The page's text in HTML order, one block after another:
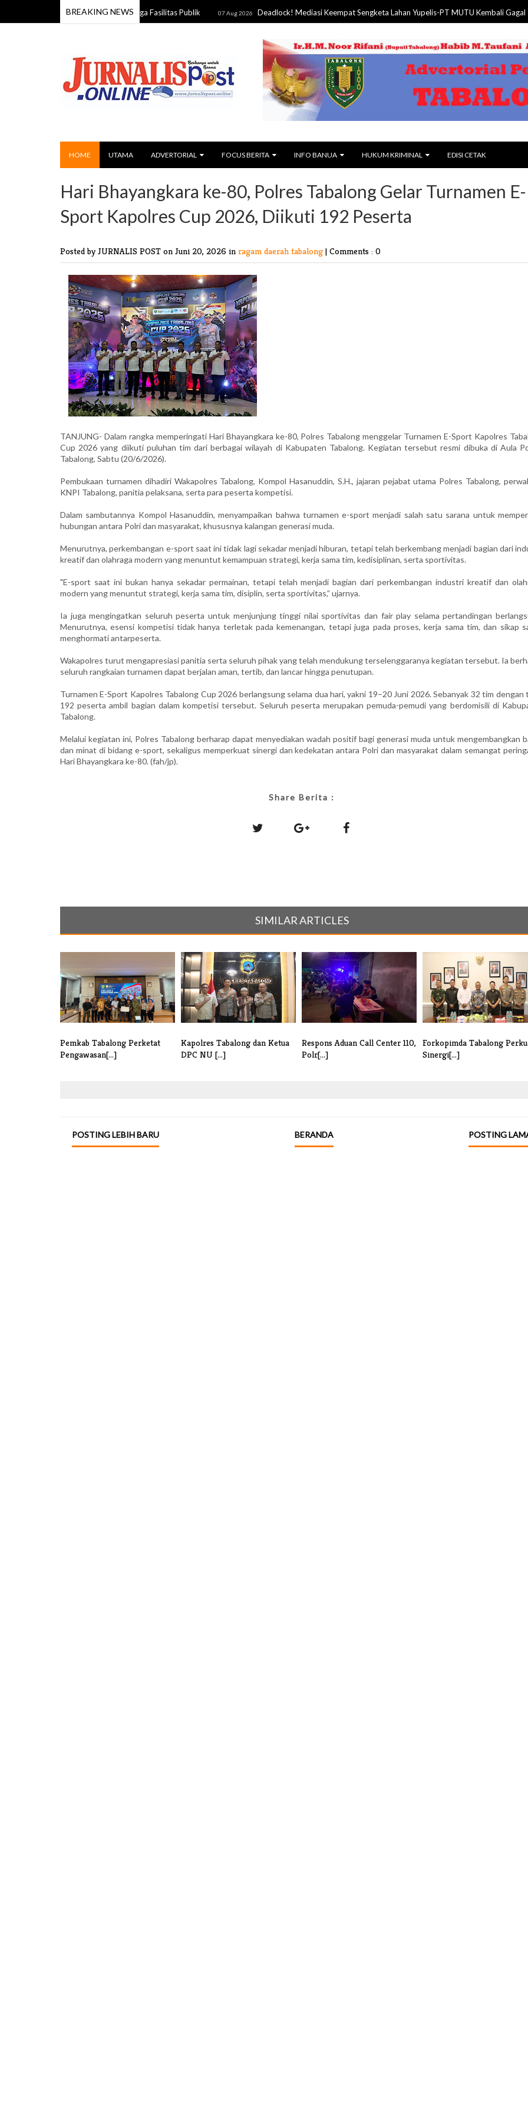
BREAKING NEWS
Jalan Rusak, Air Bersih, hingga Fasilitas Publik 07 Aug 2026 Deadlock! Mediasi Keempat Sengketa Lahan Yupelis-PT MUTU Kembali Gagal 07 Aug
HOME UTAMA ADVERTORIAL FOCUS BERITA INFO BANUA HUKUM KRIMINAL EDISI CETAK
Hari Bhayangkara ke-80, Polres Tabalong Gelar Turnamen E-
Sport Kapolres Cup 2026, Diikuti 192 Peserta
Posted by JURNALIS POST on Juni 20, 2026 in ragam daerah tabalong | Comments : 0
TANJUNG- Dalam rangka memperingati Hari Bhayangkara ke-80, Polres Tabalong menggelar Turnamen E-Sport Kapolres
Cup 2026 yang diikuti puluhan tim dari berbagai wilayah di Kabupaten Tabalong. Kegiatan tersebut resmi dibuka di Aula
Tabalong, Sabtu (20/6/2026).
Pembukaan turnamen dihadiri Wakapolres Tabalong, Kompol Hasanuddin, S.H., jajaran pejabat utama Polres Tabalong,
KNPI Tabalong, panitia pelaksana, serta para peserta kompetisi.
Dalam sambutannya Kompol Hasanuddin, menyampaikan bahwa turnamen e-sport menjadi salah satu sarana untuk
hubungan antara Polri dan masyarakat, khususnya kalangan generasi muda.
Menurutnya, perkembangan e-sport saat ini tidak lagi sekadar menjadi hiburan, tetapi telah berkembang menjadi bagian dari
kreatif dan olahraga modern yang menuntut kemampuan strategi, kerja sama tim, kedisiplinan, serta sportivitas.
"E-sport saat ini bukan hanya sekadar permainan, tetapi telah menjadi bagian dari perkembangan industri kreatif dan
modern yang menuntut strategi, kerja sama tim, disiplin, serta sportivitas,” ujarnya.
Ia juga mengingatkan seluruh peserta untuk menjunjung tinggi nilai sportivitas dan fair play selama pertandingan
Menurutnya, esensi kompetisi tidak hanya terletak pada kemenangan, tetapi juga pada proses, kerja sama tim, dan sikap
menghormati antarpeserta.
Wakapolres turut mengapresiasi panitia serta seluruh pihak yang telah mendukung terselenggaranya kegiatan tersebut. Ia
seluruh rangkaian turnamen dapat berjalan aman, tertib, dan lancar hingga penutupan.
Turnamen E-Sport Kapolres Tabalong Cup 2026 berlangsung selama dua hari, yakni 19–20 Juni 2026. Sebanyak 32 tim dengan
192 peserta ambil bagian dalam kompetisi tersebut. Seluruh peserta merupakan pemuda-pemudi yang berdomisili di
Tabalong.
Melalui kegiatan ini, Polres Tabalong berharap dapat menyediakan wadah positif bagi generasi muda untuk mengembangkan
dan minat di bidang e-sport, sekaligus memperkuat sinergi dan kedekatan antara Polri dan masyarakat dalam semangat
Hari Bhayangkara ke-80. (fah/jp).
Share Berita :
SIMILAR ARTICLES
Pemkab Tabalong Perketat
Pengawasan[...]
Kapolres Tabalong dan Ketua
DPC NU [...]
Respons Aduan Call Center 110,
Polr[...]
Forkopimda Tabalong
Sinergi[...]
POSTING LEBIH BARU POSTING
BERANDA